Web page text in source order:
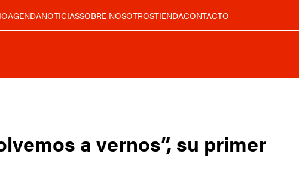
AGENDANOTICIASSOBRE NOSOTROSTIENDACONTACTO
a vernos”, su primer